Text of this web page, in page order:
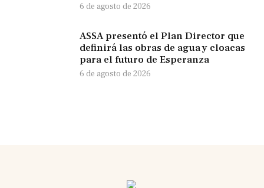
6 de agosto de 2026
ASSA presentó el Plan Director que
definirá las obras de agua y cloacas
para el futuro de Esperanza
6 de agosto de 2026